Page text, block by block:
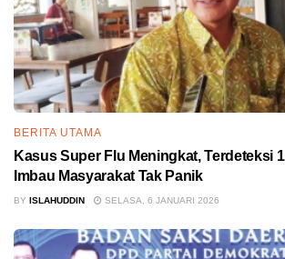
BERITA UTAMA
Kasus Super Flu Meningkat, Terdeteksi
Imbau Masyarakat Tak Panik
BY ISLAHUDDIN SELASA, 6 JANUARI 2026